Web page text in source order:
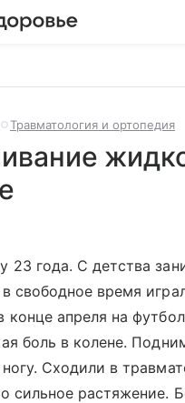
Травматология и ортопедия
23 года. С детства
свободное время
конце апреля на
боль в колене.
Сходили в
сильное растяжение.